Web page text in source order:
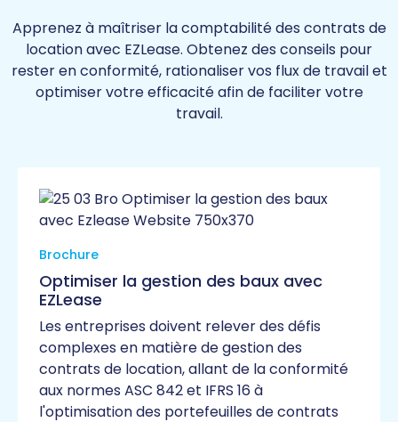
Apprenez à maîtriser la comptabilité des contrats de
location avec EZLease. Obtenez des conseils pour
rester en conformité, rationaliser vos flux de travail et
optimiser votre efficacité afin de faciliter votre
travail.
Brochure
Optimiser la gestion des baux avec
EZLease
Les entreprises doivent relever des défis
complexes en matière de gestion des
contrats de location, allant de la conformité
aux normes ASC 842 et IFRS 16 à
l'optimisation des portefeuilles de contrats